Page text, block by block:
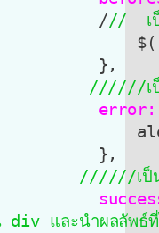
/
//  เป็
//////
},
//////เป็นส่